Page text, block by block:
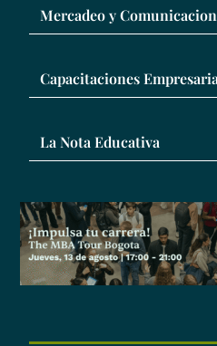
Mercadeo y
Capacitaciones
La Nota Educativa